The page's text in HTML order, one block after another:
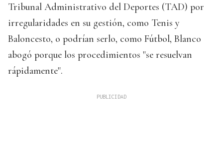
Tribunal Administrativo del Deportes (TAD) por
irregularidades en su gestión, como Tenis y
Baloncesto, o podrían serlo, como Fútbol, Blanco
abogó porque los procedimientos "se resuelvan
rápidamente".